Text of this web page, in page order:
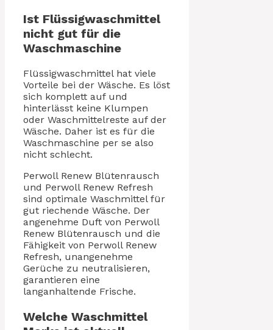
Ist Flüssigwaschmittel
nicht gut für die
Waschmaschine
Flüssigwaschmittel hat viele
Vorteile bei der Wäsche. Es löst
sich komplett auf und
hinterlässt keine Klumpen
oder Waschmittelreste auf der
Wäsche. Daher ist es für die
Waschmaschine per se also
nicht schlecht.
Perwoll Renew Blütenrausch
und Perwoll Renew Refresh
sind optimale Waschmittel für
gut riechende Wäsche. Der
angenehme Duft von Perwoll
Renew Blütenrausch und die
Fähigkeit von Perwoll Renew
Refresh, unangenehme
Gerüche zu neutralisieren,
garantieren eine
langanhaltende Frische.
Welche Waschmittel